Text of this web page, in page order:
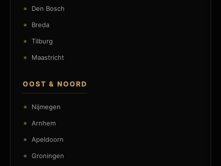
Den Bosch
Breda
Tilburg
Maastricht
OOST & NOORD
Nijmegen
Arnhem
Apeldoorn
Groningen